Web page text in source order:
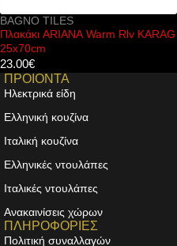
BAGNO TILES
Πλακάκι AQUARELLA Red Rlv
KARAG 30x90cm
31.00€
ΠΡΟΙΟΝΤΑ
Ηλεκτρικά είδη
Ελληνική κουζίνα
Ιταλική κουζίνα
Ελληνικές ντουλάπες
Ιταλικές ντουλάπες
Ανακαινίσεις χώρων
ΠΛΗΡΟΦΟΡΙΕΣ
Πολιτική συναλλαγών